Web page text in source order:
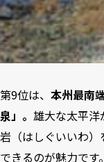
第9位は、 本州最南
泉」。 雄大な太平
岩（はしぐいいわ
できるのが魅力です